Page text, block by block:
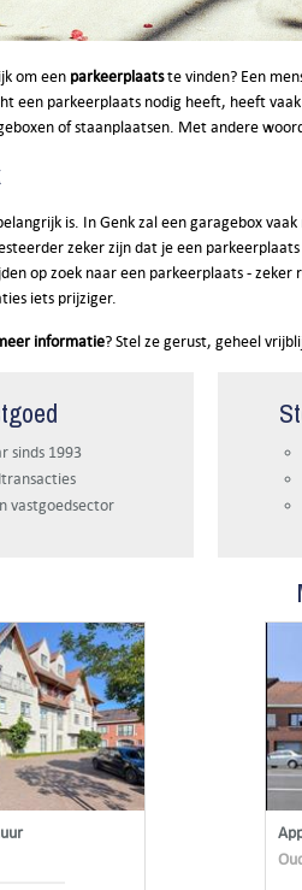
om een parkeerplaatste vinden? Een
een parkeerplaats nodig heeft, heeft
of staanplaatsen. Met andere
is. In Genk zal een garagebox
zeker zijn dat je een
op zoek naar een parkeerplaats -
iets prijziger.
informatie? Stel ze gerust, geheel
sinds 1993
vastgoedsector